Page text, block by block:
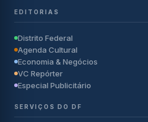
EDITORIAS
Distrito Federal
Agenda Cultural
Economia & Negócios
VC Repórter
Especial Publicitário
SERVIÇOS DO DF